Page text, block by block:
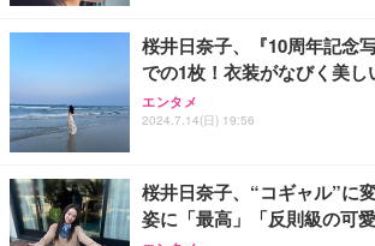
エレコム 充電器 40W 2ポート
PPS対応 GaN II採用 折りたたみ
EC-AC10640WH
エレコム 65W 充電器 Type-C コ
桜井日奈子、『10周年記念
での1枚！衣装がなびく美し
エンタメ
2024.7.14(日) 19:56
桜井日奈子、“コギャル”に
姿に「最高」「反則級の可愛